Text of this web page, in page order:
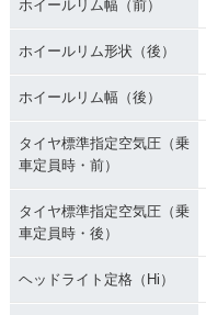
ホイールリム幅（前）
ホイールリム形状（後）
ホイールリム幅（後）
タイヤ標準指定空気圧（乗
車定員時・前）
タイヤ標準指定空気圧（乗
車定員時・後）
ヘッドライト定格（Hi）